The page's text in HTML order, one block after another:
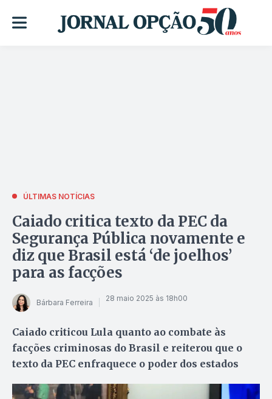
ÚLTIMAS NOTÍCIAS
Caiado critica texto da PEC da
Segurança Pública novamente e
diz que Brasil está ‘de joelhos’
para as facções
Bárbara Ferreira 28 maio 2025 às 18h00
Caiado criticou Lula quanto ao combate às
facções criminosas do Brasil e reiterou que o
texto da PEC enfraquece o poder dos estados